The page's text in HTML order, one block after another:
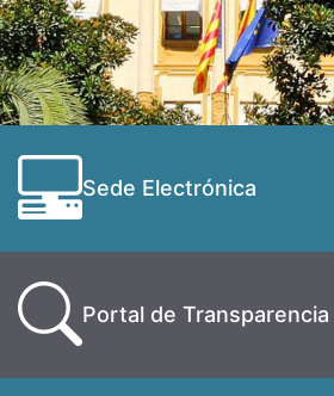
Sede Electrónica
Portal de Transparencia